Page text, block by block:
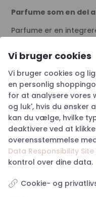
Parfume som en del
Parfume er en
personlighed og
parfume, der får dig
afspejler den, du er.
Opbevaring af
Opbevar parfume på
direkte sollys.
Undgå at opbevare
er høj luftfugtighed.
Luk altid låget tæt til,
Find os her
Vi bruger cookies
Vi bruger cookies og
en personlig
for at analysere vores
og luk', hvis du ønsker
kan du vælge, hvilke
deaktivere ved at
overensstemmelse
Data Responsibility Site
kontrol over dine data.
Cookie- og